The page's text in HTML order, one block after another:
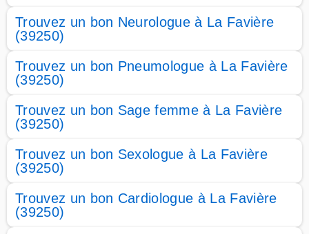
Trouvez un bon Neurologue à La Favière
(39250)
Trouvez un bon Pneumologue à La Favière
(39250)
Trouvez un bon Sage femme à La Favière
(39250)
Trouvez un bon Sexologue à La Favière
(39250)
Trouvez un bon Cardiologue à La Favière
(39250)